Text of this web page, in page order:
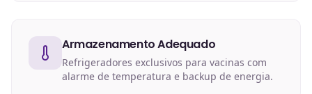
Armazenamento Adequado
Refrigeradores exclusivos para vacinas com
alarme de temperatura e backup de energia.